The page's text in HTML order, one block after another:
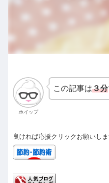
ホイップ
この記事は３分
良ければ応援クリックお願いしま